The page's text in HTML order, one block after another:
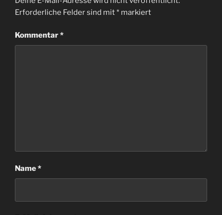
Erforderliche Felder sind mit* markiert
Kommentar*
Name*